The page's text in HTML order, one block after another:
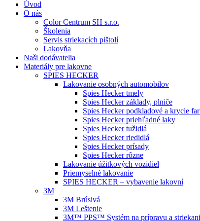
Úvod
O nás
Color Centrum SH s.r.o.
Školenia
Servis striekacích pištolí
Lakovňa
Naši dodávatelia
Materiály pre lakovne
SPIES HECKER
Lakovanie osobných automobilov
Spies Hecker tmely
Spies Hecker základy, plniče
Spies Hecker podkladové a krycie
Spies Hecker priehľadné laky
Spies Hecker tužidlá
Spies Hecker riedidlá
Spies Hecker prísady
Spies Hecker rôzne
Lakovanie úžitkových vozidiel
Priemyselné lakovanie
SPIES HECKER – vybavenie lakovní
3M
3M Brúsivá
3M Leštenie
3M™ PPS™ Systém na prípravu a